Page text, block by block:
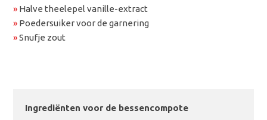
» Halve theelepel vanille-extract
» Poedersuiker voor de garnering
»Snufje zout
Ingrediënten voor de bessencompote